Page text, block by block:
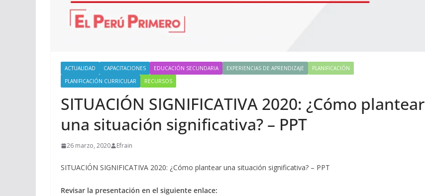
ACTUALIDAD CAPACITACIONES EDUCACIÓN SECUNDARIA EXPERIENCIAS DE APRENDIZAJE
PLANIFICACIÓN
PLANIFICACIÓN CURRICULAR
RECURSOS
SITUACIÓN SIGNIFICATIVA 2020: ¿Cómo plantear
una situación significativa? – PPT
26 marzo, 2020 Efrain
SITUACIÓN SIGNIFICATIVA 2020: ¿Cómo plantear una situación significativa? – PPT
Revisar la presentación en el siguiente enlace: